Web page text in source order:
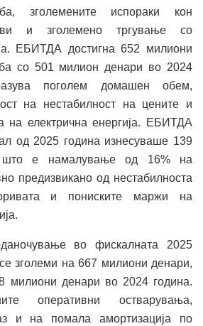
зголемените испораки кон
и зголемено тргување со
ЕБИТДА достигна 652 милиони
со 501 милион денари во 2024
поголем домашен обем,
на нестабилност на цените и
на електрична енергија. ЕБИТДА
од 2025 година изнесуваше 139
што е намалување од 16% на
предизвикано од нестабилноста
и пониските маржи на
во фискалната 2025
зголеми на 667 милиони денари,
милиони денари во 2024 година.
оперативни остварувања,
и на помала амортизација по